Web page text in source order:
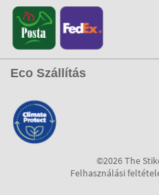
Eco Szállítás
©2026 The
Felhasználási